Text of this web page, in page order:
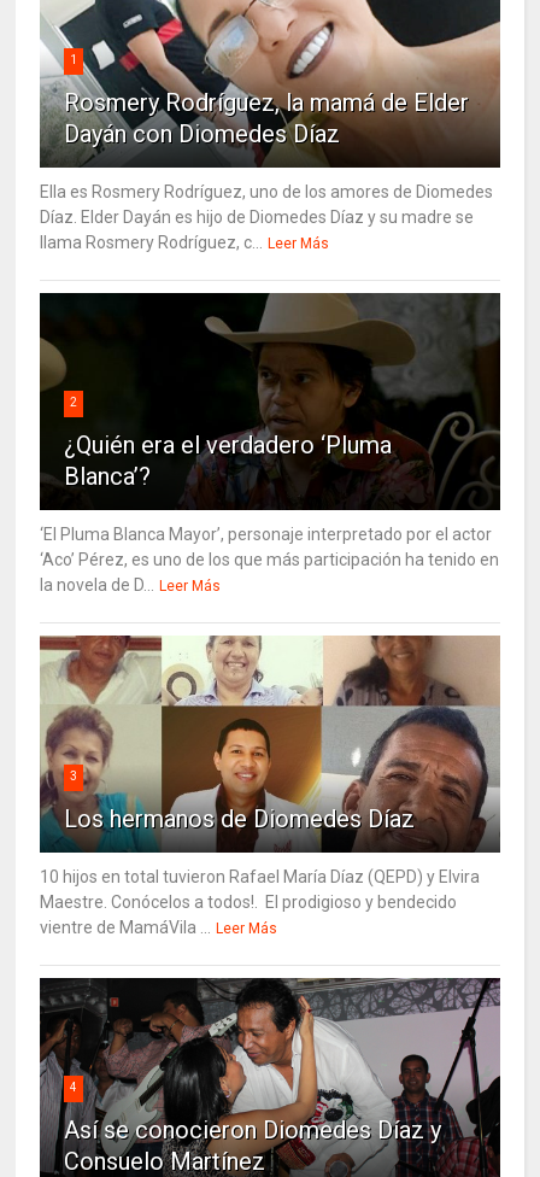
1
Rosmery Rodríguez, la mamá de Elder
Dayán con Diomedes Díaz
Ella es Rosmery Rodríguez, uno de los amores de Diomedes
Díaz. Elder Dayán es hijo de Diomedes Díaz y su madre se
llama Rosmery Rodríguez, c...
Leer Más
2
¿Quién era el verdadero ‘Pluma
Blanca’?
‘El Pluma Blanca Mayor’, personaje interpretado por el actor
‘Aco’ Pérez, es uno de los que más participación ha tenido en
la novela de D...
Leer Más
3
Los hermanos de Diomedes Díaz
10 hijos en total tuvieron Rafael María Díaz (QEPD) y Elvira
Maestre. Conócelos a todos!. El prodigioso y bendecido
vientre de MamáVila ...
Leer Más
4
Así se conocieron Diomedes Díaz y
Consuelo Martínez